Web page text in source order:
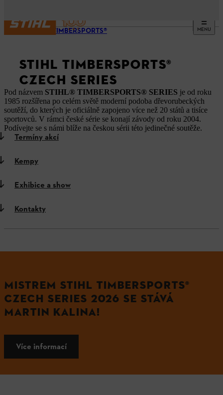
MENU
STIHL TIMBERSPORTS®
STIHL TIMBERSPORTS®
CZECH SERIES
Pod názvem STIHL® TIMBERSPORTS® SERIES je od roku
1985 rozšířena po celém světě moderní podoba dřevorubeckých
soutěží, do kterých je oficiálně zapojeno více než 20 států a tisíce
sportovců. V rámci české série se konají závody od roku 2004.
Podívejte se s námi blíže na českou sérii této jedinečné soutěže.
Termíny akcí
Kempy
Exhibice a show
Kontakty
MISTREM STIHL TIMBERSPORTS®
CZECH SERIES 2026 SE STÁVÁ
MARTIN KALINA!
Více informací